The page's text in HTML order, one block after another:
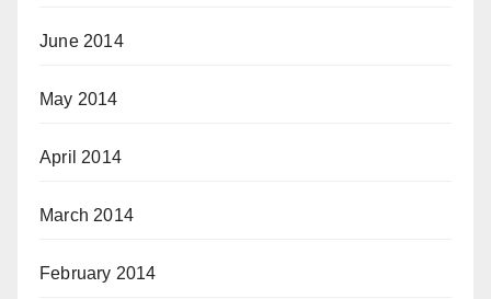
June 2014
May 2014
April 2014
March 2014
February 2014